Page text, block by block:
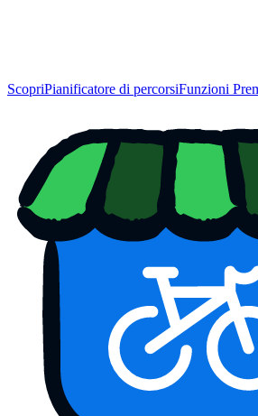
ScopriPianificatore di percorsiFunzioni